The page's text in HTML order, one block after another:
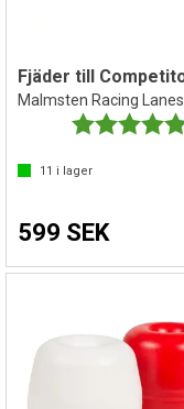
Malmsten Racing Lanes
Betyg:
11 i lager
599 SEK